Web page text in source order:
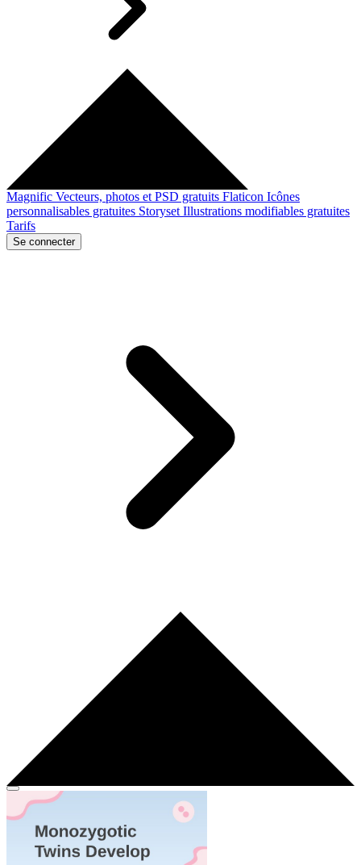
Magnific Vecteurs, photos et PSD gratuits Flaticon Icônes
personnalisables gratuites Storyset Illustrations modifiables gratuites
Tarifs
Se connecter